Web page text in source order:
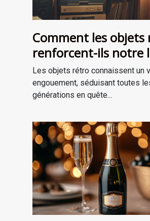
Comment les objets
renforcent-ils notre
le passé?
Les objets rétro connaissent un
engouement, séduisant toutes
générations en quête...